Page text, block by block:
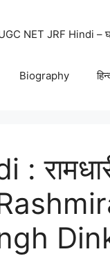
NET JRF Hindi –
Biography